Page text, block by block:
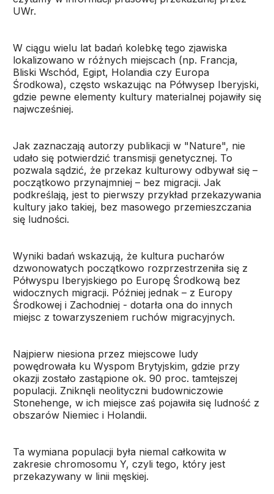
UWr.
W ciągu wielu lat badań kolebkę tego zjawiska
lokalizowano w różnych miejscach (np. Francja,
Bliski Wschód, Egipt, Holandia czy Europa
Środkowa), często wskazując na Półwysep Iberyjski,
gdzie pewne elementy kultury materialnej pojawiły się
najwcześniej.
Jak zaznaczają autorzy publikacji w "Nature", nie
udało się potwierdzić transmisji genetycznej. To
pozwala sądzić, że przekaz kulturowy odbywał się –
początkowo przynajmniej – bez migracji. Jak
podkreślają, jest to pierwszy przykład przekazywania
kultury jako takiej, bez masowego przemieszczania
się ludności.
Wyniki badań wskazują, że kultura pucharów
dzwonowatych początkowo rozprzestrzeniła się z
Półwyspu Iberyjskiego po Europę Środkową bez
widocznych migracji. Później jednak – z Europy
Środkowej i Zachodniej - dotarła ona do innych
miejsc z towarzyszeniem ruchów migracyjnych.
Najpierw niesiona przez miejscowe ludy
powędrowała ku Wyspom Brytyjskim, gdzie przy
okazji zostało zastąpione ok. 90 proc. tamtejszej
populacji. Zniknęli neolityczni budowniczowie
Stonehenge, w ich miejsce zaś pojawiła się ludność z
obszarów Niemiec i Holandii.
Ta wymiana populacji była niemal całkowita w
zakresie chromosomu Y, czyli tego, który jest
przekazywany w linii męskiej.